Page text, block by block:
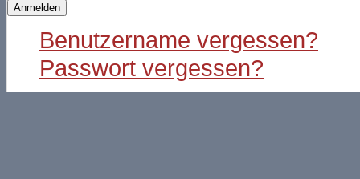
Anmelden
Benutzername vergessen?
Passwort vergessen?